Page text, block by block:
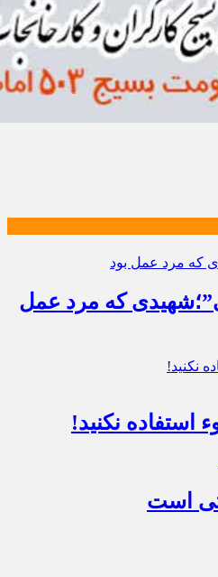
که مرد عمل
استفاده نکنید!
است